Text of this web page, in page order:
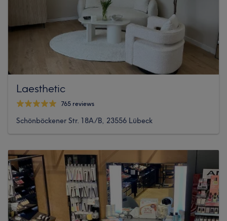
Laesthetic
765 reviews
Schönböckener Str. 18A/B, 23556 Lübeck